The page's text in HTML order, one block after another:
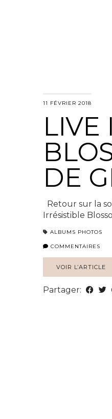
11 FÉVRIER 2018
LIVE
DE
Retour sur la
Irrésistible
ALBUMS PHOTOS
COMMENTAIRES
VOIR L’ARTICLE
Partager: